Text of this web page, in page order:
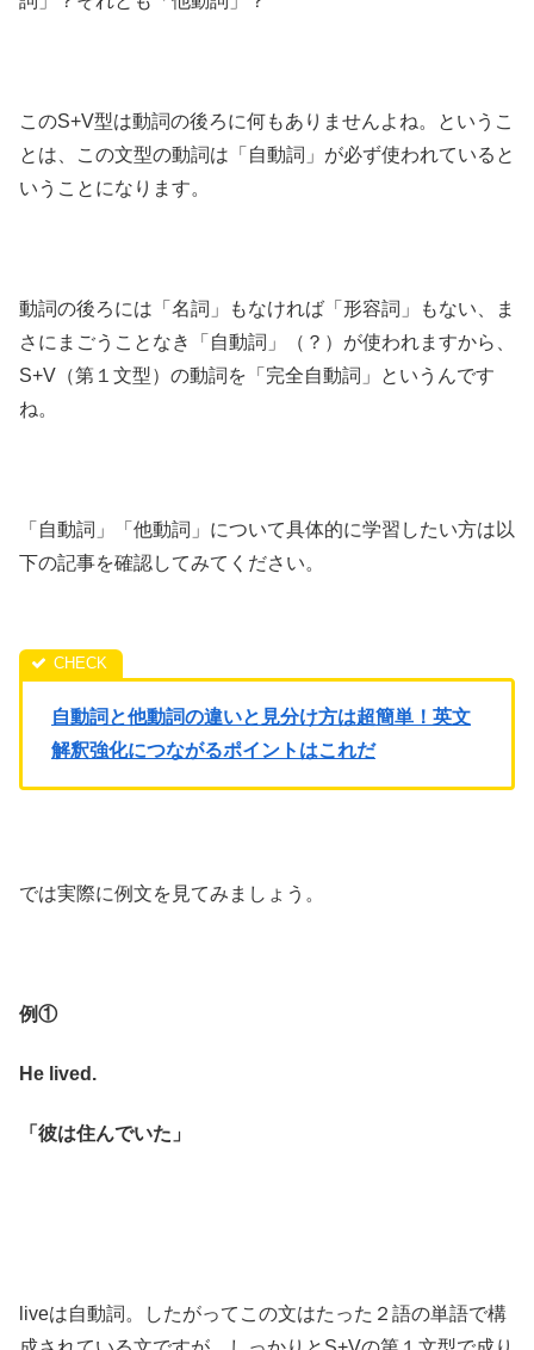
このS+V型は動詞の後ろに何もありませんよね。というこ
とは、この文型の動詞は「自動詞」が必ず使われていると
いうことになります。
動詞の後ろには「名詞」もなければ「形容詞」もない、ま
さにまごうことなき「自動詞」（？）が使われますから、
S+V（第１文型）の動詞を「完全自動詞」というんです
ね。
「自動詞」「他動詞」について具体的に学習したい方は以
下の記事を確認してみてください。
自動詞と他動詞の違いと見分け方は超簡単！英文
解釈強化につながるポイントはこれだ
では実際に例文を見てみましょう。
例①
He lived.
「彼は住んでいた」
liveは自動詞。したがってこの文はたった２語の単語で構